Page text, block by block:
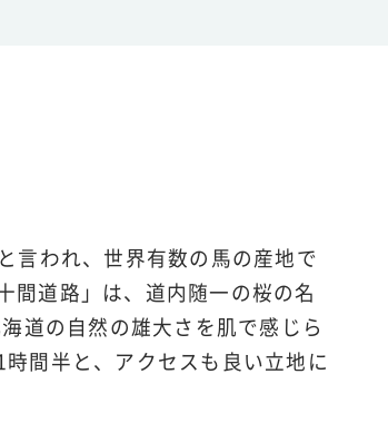
言われ、世界有数の馬の産地で
間道路」は、道内随一の桜の名
道の自然の雄大さを肌で感じら
間半と、アクセスも良い立地に